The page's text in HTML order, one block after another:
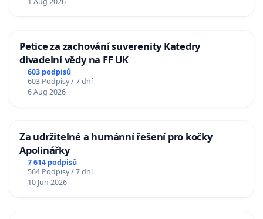
Petice za zachování suverenity Katedry
divadelní vědy na FF UK
603 podpisů
603 Podpisy / 7 dní
6 Aug 2026
Za udržitelné a humánní řešení pro kočky
Apolinářky
7 614 podpisů
564 Podpisy / 7 dní
10 Jun 2026